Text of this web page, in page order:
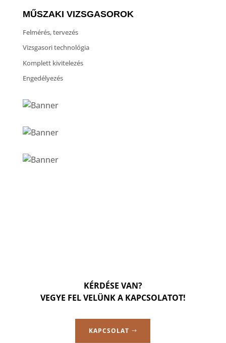
MŰSZAKI VIZSGASOROK
Felmérés, tervezés
Vizsgasori technológia
Komplett kivitelezés
Engedélyezés
KÉRDÉSE VAN?
VEGYE FEL VELÜNK A KAPCSOLATOT!
KAPCSOLAT